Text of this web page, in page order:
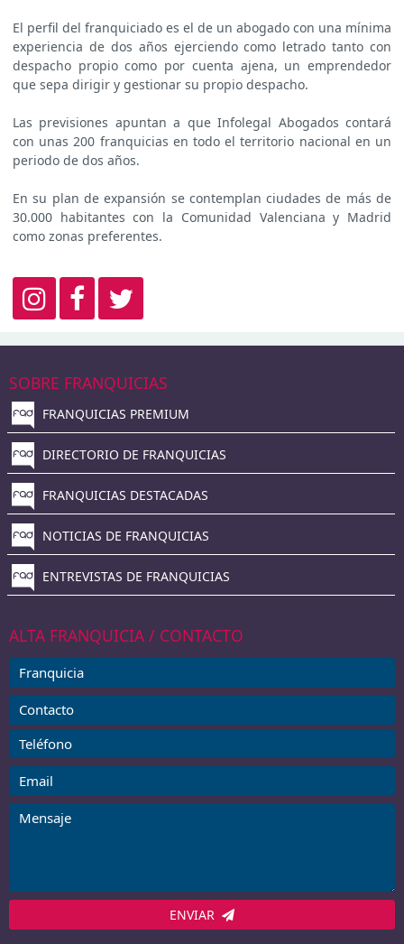
El perfil del franquiciado es el de un abogado con una mínima
experiencia de dos años ejerciendo como letrado tanto con
despacho propio como por cuenta ajena, un emprendedor
que sepa dirigir y gestionar su propio despacho.
Las previsiones apuntan a que Infolegal Abogados contará
con unas 200 franquicias en todo el territorio nacional en un
periodo de dos años.
En su plan de expansión se contemplan ciudades de más de
30.000 habitantes con la Comunidad Valenciana y Madrid
como zonas preferentes.
SOBRE FRANQUICIAS
FRANQUICIAS PREMIUM
DIRECTORIO DE FRANQUICIAS
FRANQUICIAS DESTACADAS
NOTICIAS DE FRANQUICIAS
ENTREVISTAS DE FRANQUICIAS
ALTA FRANQUICIA / CONTACTO
ENVIAR